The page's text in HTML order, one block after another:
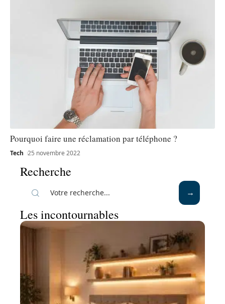
Pourquoi faire une réclamation par téléphone ?
Tech 25 novembre 2022
Recherche
Les incontournables